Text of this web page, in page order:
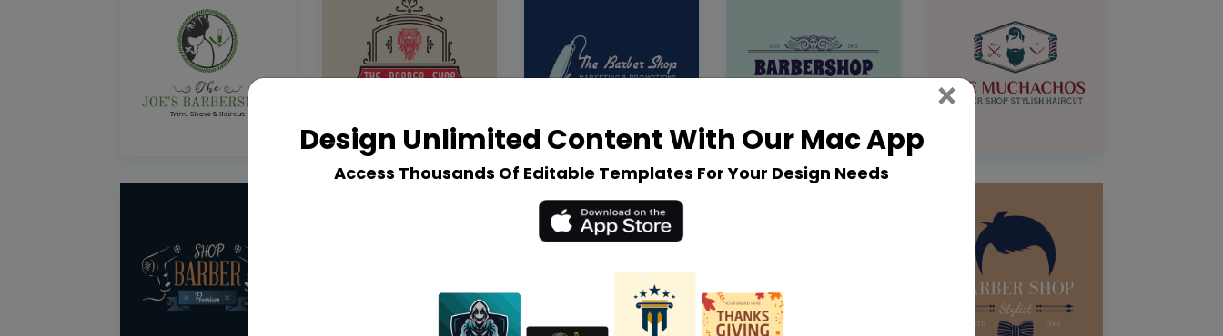
Design Unlimited Content With Our Mac App
Access Thousands Of Editable Templates For Your Design Needs
× Close